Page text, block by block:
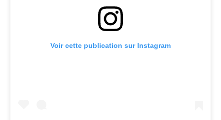
Voir cette publication sur Instagram